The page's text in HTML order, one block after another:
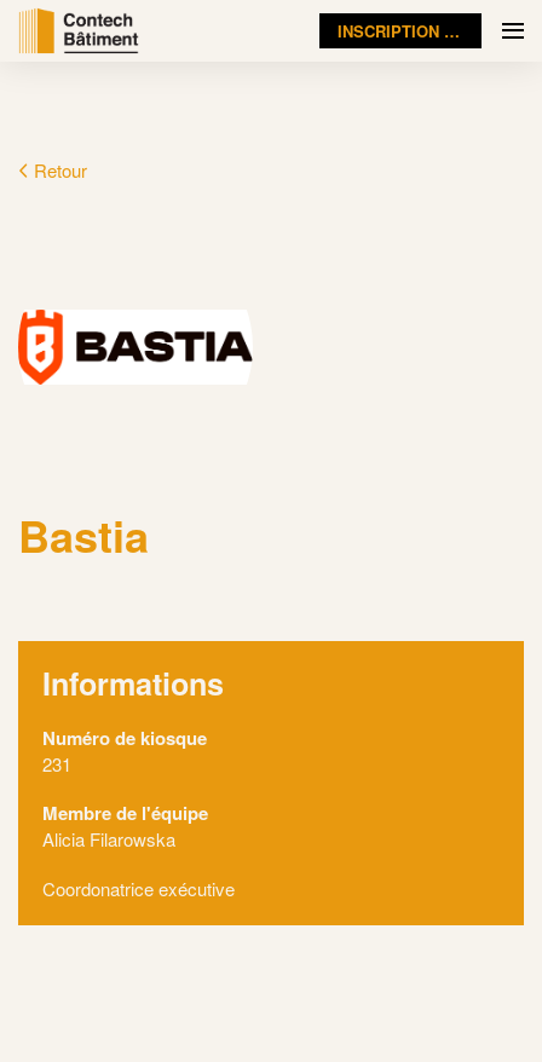
INSCRIPTION VISITEUR
Retour
Bastia
Informations
Numéro de kiosque
231
Membre de l'équipe
Alicia Filarowska
Coordonatrice exécutive